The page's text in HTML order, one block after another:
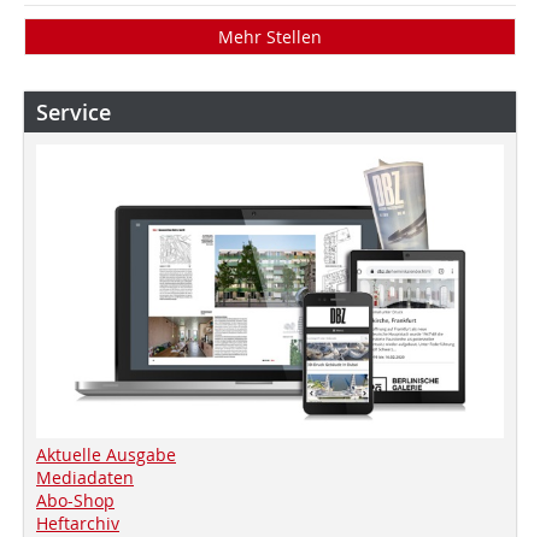
Mehr Stellen
Service
Aktuelle Ausgabe
Mediadaten
Abo-Shop
Heftarchiv